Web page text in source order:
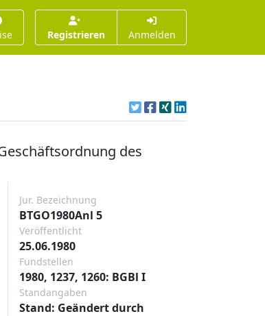
Registrieren Anmelden
des
Jur. Bezeichnung
BTGO1980Anl 5
Veröffentlicht
25.06.1980
Fundstellen
1980, 1237, 1260: BGBl I
Standangaben
Stand: Geändert durch